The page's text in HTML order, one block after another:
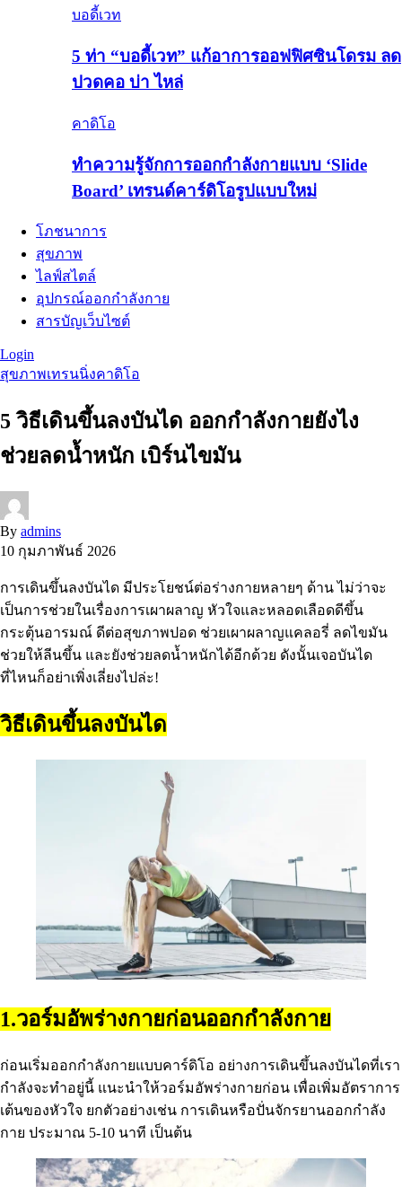
บอดี้เวท
5 ท่า “บอดี้เวท” แก้อาการออฟฟิศซินโดรม ลด
ปวดคอ บ่า ไหล่
คาดิโอ
ทำความรู้จักการออกกำลังกายแบบ ‘Slide
Board’ เทรนด์คาร์ดิโอรูปแบบใหม่
โภชนาการ
สุขภาพ
ไลฟ์สไตล์
อุปกรณ์ออกกำลังกาย
สารบัญเว็บไซต์
Login
สุขภาพเทรนนิ่งคาดิโอ
5 วิธีเดินขึ้นลงบันได ออกกำลังกายยังไง
ช่วยลดน้ำหนัก เบิร์นไขมัน
By admins
10 กุมภาพันธ์ 2026
การเดินขึ้นลงบันได มีประโยชน์ต่อร่างกายหลายๆ ด้าน ไม่ว่าจะ
เป็นการช่วยในเรื่องการเผาผลาญ หัวใจและหลอดเลือดดีขึ้น
กระตุ้นอารมณ์ ดีต่อสุขภาพปอด ช่วยเผาผลาญแคลอรี่ ลดไขมัน
ช่วยให้ลีนขึ้น และยังช่วยลดน้ำหนักได้อีกด้วย ดังนั้นเจอบันได
ที่ไหนก็อย่าเพิ่งเลี่ยงไปล่ะ!
วิธีเดินขึ้นลงบันได
1.วอร์มอัพร่างกายก่อนออกกำลังกาย
ก่อนเริ่มออกกำลังกายแบบคาร์ดิโอ อย่างการเดินขึ้นลงบันไดที่เรา
กำลังจะทำอยู่นี้ แนะนำให้วอร์มอัพร่างกายก่อน เพื่อเพิ่มอัตราการ
เต้นของหัวใจ ยกตัวอย่างเช่น การเดินหรือปั่นจักรยานออกกำลัง
กาย ประมาณ 5-10 นาที เป็นต้น